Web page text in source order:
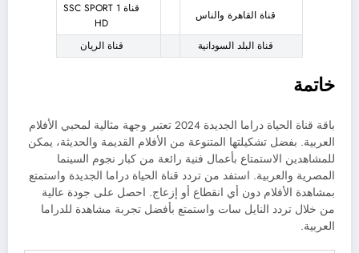
قناة القاهرة والناس
قناة SSC SPORT 1
HD
قناة البلد السودانية
قناة الريان
خاتمة
باقة قناة الحياة دراما الجديدة 2024 تعتبر وجهة مثالية لمحبي الأفلام
العربية. بفضل تشكيلتها المتنوعة من الأفلام القديمة والحديثة، يمكن
للمشاهدين الاستمتاع بأعمال فنية رائعة من كبار نجوم السينما
المصرية والعربية. استفد من تردد قناة الحياة دراما الجديدة واستمتع
بمشاهدة الأفلام دون أي انقطاع أو إزعاج. احصل على جودة عالية
من خلال تردد النايل سات واستمتع بأفضل تجربة مشاهدة للدراما
العربية.